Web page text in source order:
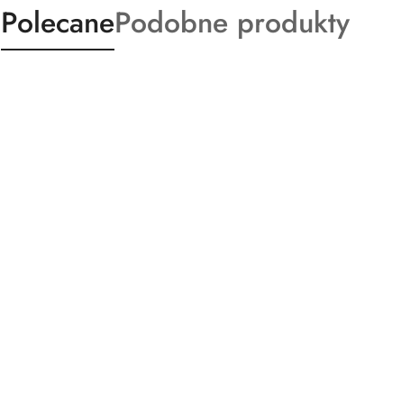
Produkty
o
PolecaneProdukty
o
Podobne produkty